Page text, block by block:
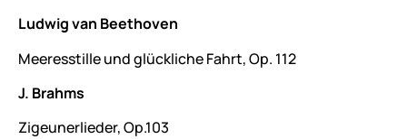
Ludwig van Beethoven
Meeresstille und glückliche Fahrt, Op. 112
J. Brahms
Zigeunerlieder, Op.103